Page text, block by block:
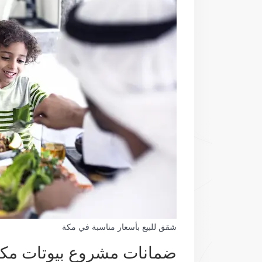
شقق للبيع بأسعار مناسبة في مكة
ضمانات مشروع بيوتات